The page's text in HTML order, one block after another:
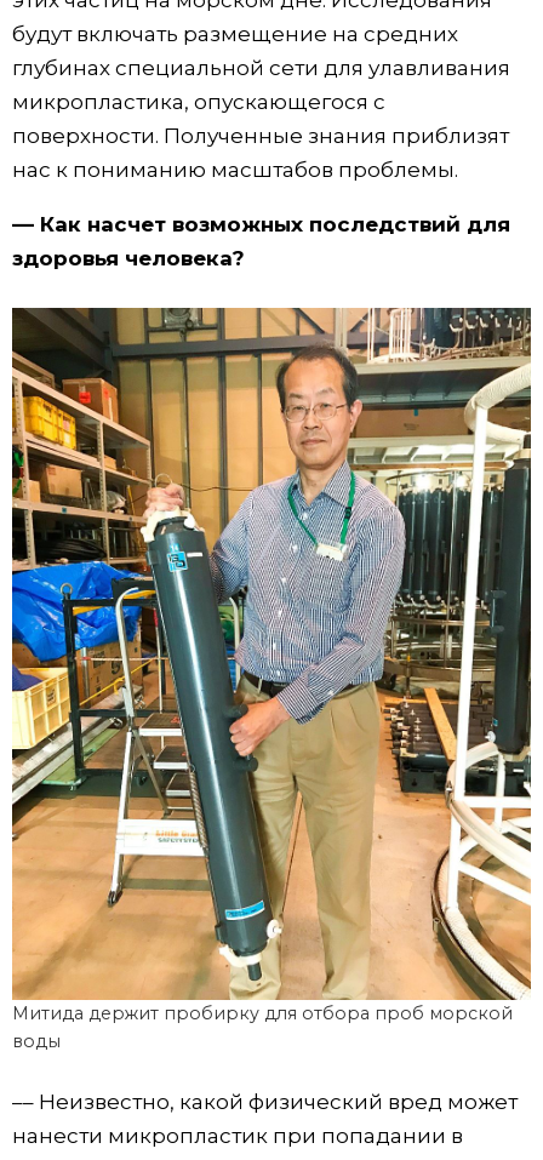
будут включать размещение на средних
глубинах специальной сети для улавливания
микропластика, опускающегося с
поверхности. Полученные знания приблизят
нас к пониманию масштабов проблемы.
–– Как насчет возможных последствий для
здоровья человека?
Митида держит пробирку для отбора проб морской
воды
–– Неизвестно, какой физический вред может
нанести микропластик при попадании в